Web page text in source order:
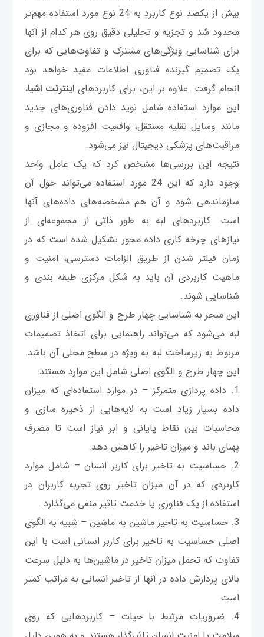
بیش از یکصد نوع کاربرد به 24 نوع مورد استفاده مهم‌تر
محدود شد و تجزیه و تحلیلی دقیق روی هر کدام از آنها
برای شناسایی ویژگی‌های مشترک و تفاوت‌هایی که برای
یک تصمیم گیرنده فناوری اطلاعات مفید خواهد بود
انجام گرفت. علاوه بر این، برای کاربردهای اینترنت اشیا،
این موارد استفاده شامل نوید دادن فناوری‌های جدید
مانند وسایل نقلیه مستقل، واقعیت افزوده و مجازی و
مراقبت‌های پزشکی دیجیتال نیز می‌شود.
نتیجه این بررسی‌ها مشخص کرد که یک عامل واحد
وجود دارد که این 24 مورد استفاده می‌تواند حول آن
سازماندهی شود و آن هم مشخصه‌های داده‌های آنها
است. کاربردهای لبه به طور ذاتی از مجموعه‌ای از
نیازهای چرخه کاری داده محور تشکیل شده است که در
زمان فیلتر شدن از طریق الزامات دسترسی، امنیت و
ماهیت کاربردی آن باید به شکل مرکزی طبقه بندی و
شناسایی شوند.
این منجر به شناسایی چهار طرح و الگوی اصلی از فناوری
لبه می‌شود که می‌تواند راهنمایی برای اتخاذ تصمیمات
مربوط به زیرساخت لبه به ویژه در سطح محلی آن باشد.
این چهار طرح و الگوی اصلی شامل این موارد هستند:
1. داده پردازی متمرکز – در موارد استفاده‌ای که میزان
داده بسیار زیاد است به لایه‌هایی از ذخیره سازی و
محاسبات بین نقاط پایانی و ابر نیاز است تا مصرف
پهنای باند و میزان تاخیر را کاهش دهد.
2. حساسیت به تاخیر برای کاربر انسان – شامل موارد
کاربردی که در آن میزان تاخیر روی تجربه کاربران در
استفاده از یک فناوری یا خدمت تاثیر منفی می‌گذارد.
3. حساسیت به تاخیر ماشين به ماشین – شبیه به الگوی
اصلی حساسیت به تاخیر برای کاربر انسانی است با این
تفاوت که تحمل میزان تاخیر در ماشین‌ها به دلیل سرعت
بالای پردازش داده در آنها از تاخیر انسانی به مراتب کمتر
است.
4. ضروریات مرتبط با حیات – کاربردهایی که روی